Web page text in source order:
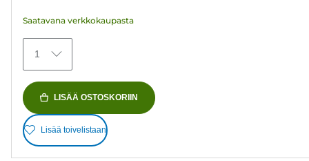
Saatavana verkkokaupasta
1
LISÄÄ OSTOSKORIIN
Lisää toivelistaan